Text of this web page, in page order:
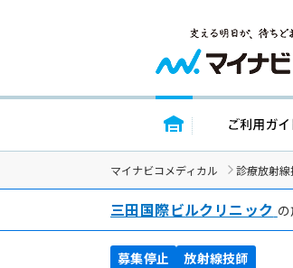
トップページ
マイナビコメディカル 診療放射線
三田国際ビルクリニック
募集停止 放射線技師